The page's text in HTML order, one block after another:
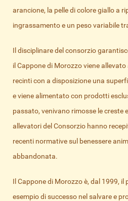
arancione, la pelle di colore giallo a
ingrassamento e un peso variabile
Il disciplinare del consorzio
il Cappone di Morozzo viene allevato
recinti con a disposizione una
e viene alimentato con prodotti
passato, venivano rimosse le creste
allevatori del Consorzio hanno
recenti normative sul benessere
abbandonata.
Il Cappone di Morozzo è, dal 1999, il
esempio di successo nel salvare e